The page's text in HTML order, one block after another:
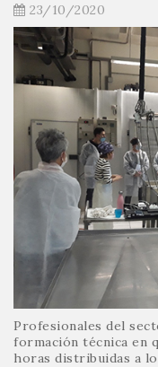
23/10/2020
Profesionales del
formación técnica en
horas distribuidas a